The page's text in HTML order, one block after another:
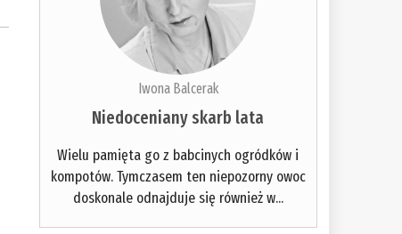
Iwona Balcerak
Niedoceniany skarb lata
Wielu pamięta go z babcinych ogródków i
kompotów. Tymczasem ten niepozorny owoc
doskonale odnajduje się również w...